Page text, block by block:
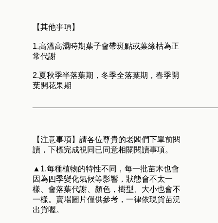
【其他事項】
1.高溫高濕時期葉子會帶斑點或葉緣枯為正
常代謝
2.夏秋季半落葉期，冬季全落葉期，春季開
葉開花果期
【注意事項】請各位尊貴的老闆們下單前閱
讀，下標完成視同已同意相關閱讀事項。
▲1.每種植物的特性不同，每一批苗木也會
因為四季變化氣候等影響，狀態會不太一
樣、會落葉代謝、顏色，樹型、大小也會不
一樣。賣場圖片僅供參考，一律依現貨苗況
出貨喔。